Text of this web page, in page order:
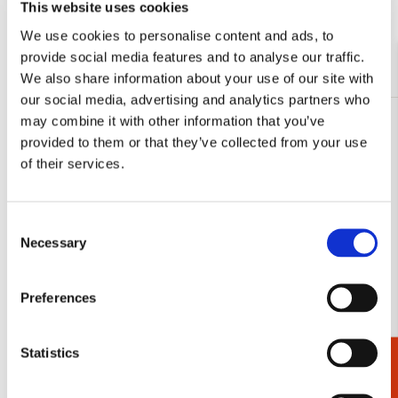
This website uses cookies
We use cookies to personalise content and ads, to
provide social media features and to analyse our traffic.
We also share information about your use of our site with
our social media, advertising and analytics partners who
may combine it with other information that you’ve
provided to them or that they’ve collected from your use
of their services.
Selection
Necessary
Preferences
Statistics
op
Facebook
op
X
via
Pinterest
via
WhatsApp
via
E-
mail
Meer van Beethoven-Haus Bonn
Toevoegen
aan